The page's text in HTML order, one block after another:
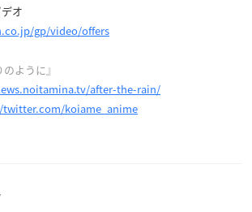
オ
gp/video/offers
ように』
after-the-rain/
koiame_anime